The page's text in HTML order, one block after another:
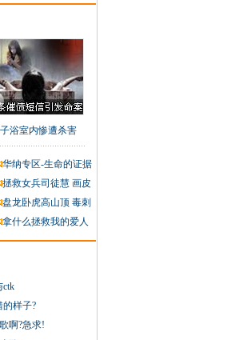
浴室内惨遭杀害
华纳专区-生命的证据
拯救女兵司徒慧 画皮
盘龙卧虎高山顶 毒刺
拿什么拯救我的爱人
ctk
的样子?
啊?急求!